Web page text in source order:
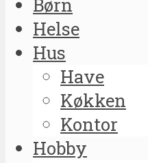
Helse
Hus
Have
Køkken
Kontor
Hobby